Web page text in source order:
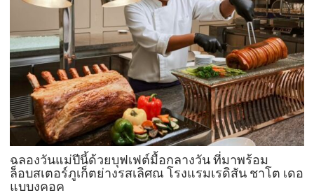
ลูก
พันธมิตร
ขยาย
มูลค่า
ธุรกิจ
ระยะ
ยาว
ฉลองวันแม่ปีนี้ด้วยบุฟเฟต์มื้อกลางวัน ที่มาพร้อม
ล็อบสเตอร์ภูเก็ตย่างรสเลิศณ โรงแรมเรดิสัน ชาโต เดอ
แบบงคอค